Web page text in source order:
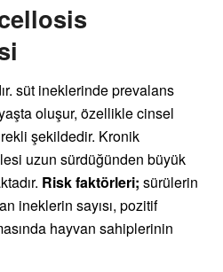
süt ineklerinde prevalans
oluşur, özellikle cinsel
şekildedir. Kronik
uzun sürdüğünden büyük
Risk faktörleri; sürülerin
ineklerin sayısı, pozitif
hayvan sahiplerinin